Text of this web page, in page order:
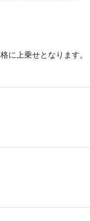
乗せとなります。